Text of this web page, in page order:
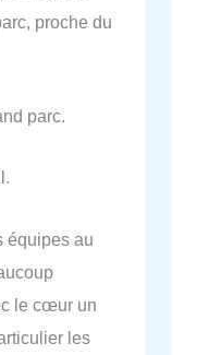
proche du
parc.
équipes au
le cœur un
les